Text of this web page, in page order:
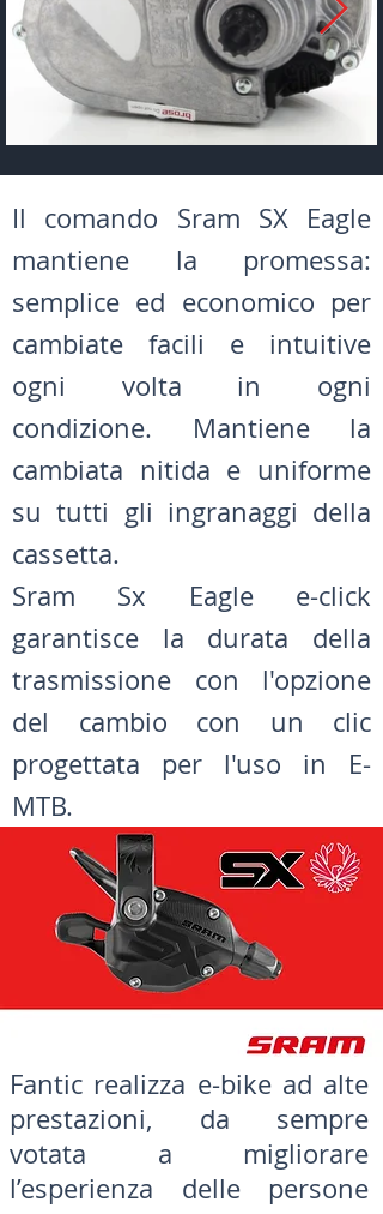
Il comando Sram SX Eagle
mantiene la promessa:
semplice ed economico per
cambiate facili e intuitive
ogni volta in ogni
condizione. Mantiene la
cambiata nitida e uniforme
su tutti gli ingranaggi della
cassetta.
Sram Sx Eagle e-click
garantisce la durata della
trasmissione con l'opzione
del cambio con un clic
progettata per l'uso in E-
MTB.
Fantic realizza e-bike ad alte
prestazioni, da sempre
votata a migliorare
l’esperienza delle persone